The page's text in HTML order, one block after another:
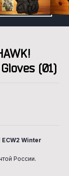
(01)
ECW2 Winter
России.